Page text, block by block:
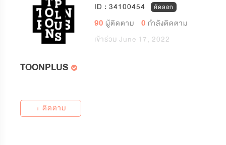
ID : 34100454 คัดลอก
90 ผู้ติดตาม 0 กำลังติดตาม
เข้าร่วม June 17, 2022
TOONPLUS
+ ติดตาม